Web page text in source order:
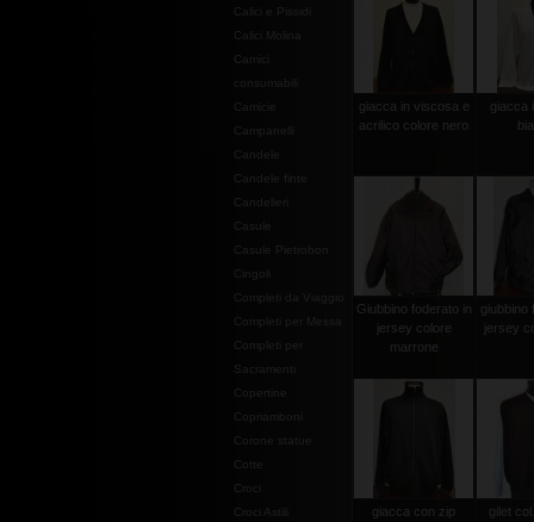
Calici e Pissidi
Calici Molina
Campanelli
Candele
Candele finte
Candelieri
Casule
Casule Pietrobon
Cingoli
Completi da Viaggio
Completi per Messa
Completi per
Sacramenti
Copertine
Copriamboni
Corone statue
Cotte
Croci
Croci Astili
giacca in viscosa e
acrilico colore nero
giacca
Giubbino foderato in
jersey colore
marrone
giubbino
jersey
giacca con zip
gilet